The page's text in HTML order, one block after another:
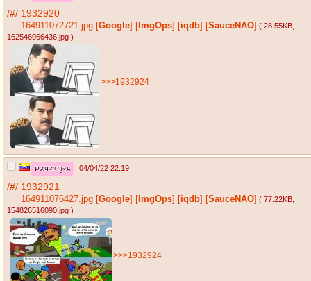
/#/ 1932920
164911072721.jpg Google ImgOps iqdb SauceNAO ( 28.55KB
162546066436.jpg )
>>>1932924
PX9Z1QzA 04/04/22 22:19
/#/ 1932921
164911076427.jpg Google ImgOps iqdb SauceNAO ( 77.22KB
154826516090.jpg )
>>>1932924